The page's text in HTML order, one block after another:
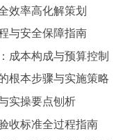
效率高化解策划
与安全保障指南
成本构成与预算控制
根本步骤与实施策略
实操要点刨析
收标准全过程指南